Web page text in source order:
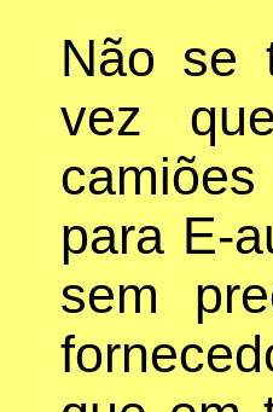
Não se
vez
para E-
sem